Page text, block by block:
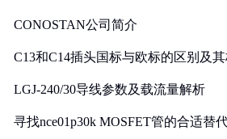
CONOSTAN公司简介
C13和C14插头国标与欧标的区别及
LGJ-240/30导线参数及载流量解析
寻找nce01p30k MOSFET管的合适替